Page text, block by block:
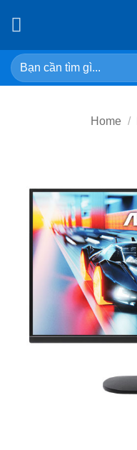
Search
for:
Home /